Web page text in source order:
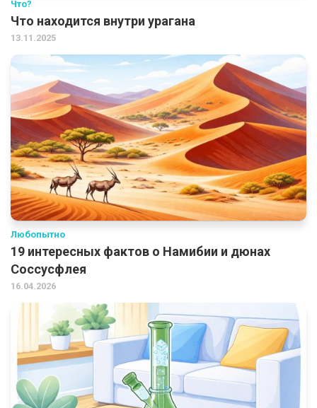
Что?
Что находится внутри урагана
13.11.2025
Любопытно
19 интересных фактов о Намибии и дюнах
Соссусфлея
16.04.2026